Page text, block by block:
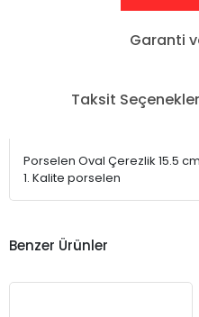
Garanti
Taksit
Porselen Oval Çerezlik 15.5
1. Kalite porselen
Benzer Ürünler